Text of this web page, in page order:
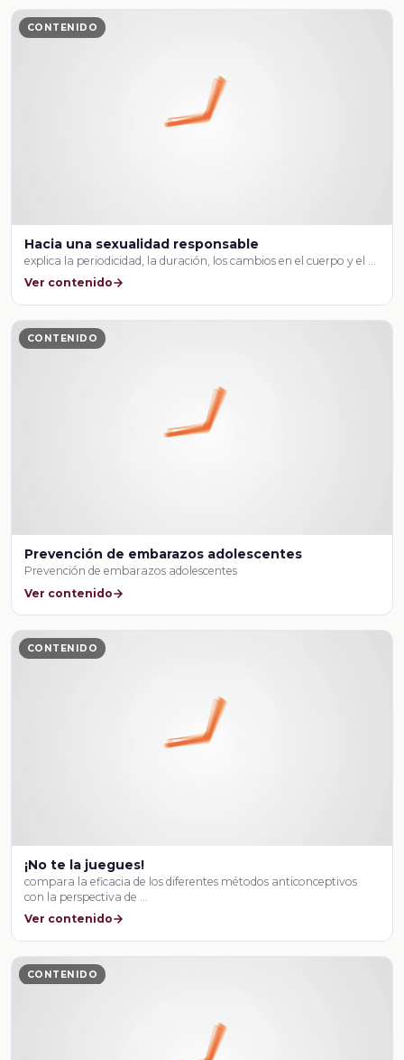
CONTENIDO
Hacia una sexualidad responsable
explica la periodicidad, la duración, los cambios en el cuerpo y el …
Ver contenido
CONTENIDO
Prevención de embarazos adolescentes
Prevención de embarazos adolescentes
Ver contenido
CONTENIDO
¡No te la juegues!
compara la eficacia de los diferentes métodos anticonceptivos
con la perspectiva de …
Ver contenido
CONTENIDO